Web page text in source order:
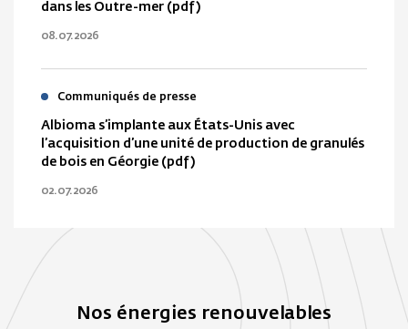
dans les Outre-mer (pdf)
08.07.2026
Communiqués de presse
Albioma s’implante aux États-Unis avec
l’acquisition d’une unité de production de granulés
de bois en Géorgie (pdf)
02.07.2026
Nos énergies renouvelables